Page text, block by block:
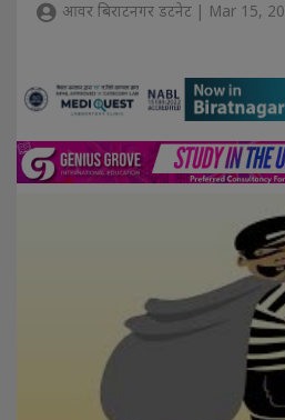
आवर बिराटनगर डटनेट | Mar 15,